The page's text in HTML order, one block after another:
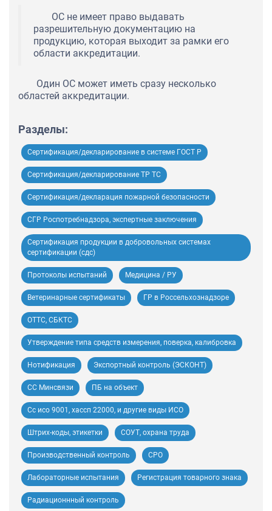
ОС не имеет право выдавать
разрешительную документацию на
продукцию, которая выходит за рамки его
области аккредитации.
Один ОС может иметь сразу несколько
областей аккредитации.
Разделы:
Сертификация/декларирование в системе ГОСТ Р
Сертификация/декларирование ТР ТС
Сертификация/декларация пожарной безопасности
СГР Роспотребнадзора, экспертные заключения
Сертификация продукции в добровольных системах
сертификации (сдс)
Протоколы испытаний Медицина / РУ
Ветеринарные сертификаты ГР в Россельхознадзоре
ОТТС, СБКТС
Утверждение типа средств измерения, поверка, калибровка
Нотификация Экспортный контроль (ЭСКОНТ)
СС Минсвязи ПБ на объект
Сс исо 9001, хассп 22000, и другие виды ИСО
Штрих-коды, этикетки СОУТ, охрана труда
Производственный контроль СРО
Лабораторные испытания Регистрация товарного знака
Радиационнный контроль